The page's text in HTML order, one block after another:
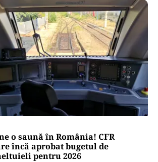
o saună în România! CFR
încă aprobat bugetul de
pentru 2026